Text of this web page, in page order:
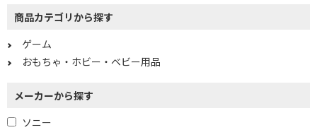
商品カテゴリから探す
ゲーム
おもちゃ・ホビー・ベビー用品
メーカーから探す
ソニー